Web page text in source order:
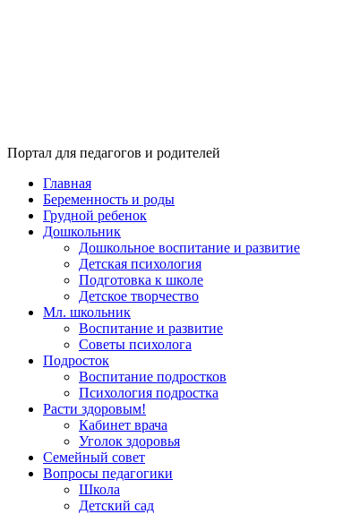
Портал для педагогов и родителей
Главная
Беременность и роды
Грудной ребенок
Дошкольник
Дошкольное воспитание и развитие
Детская психология
Подготовка к школе
Детское творчество
Мл. школьник
Воспитание и развитие
Советы психолога
Подросток
Воспитание подростков
Психология подростка
Расти здоровым!
Кабинет врача
Уголок здоровья
Семейный совет
Вопросы педагогики
Школа
Детский сад